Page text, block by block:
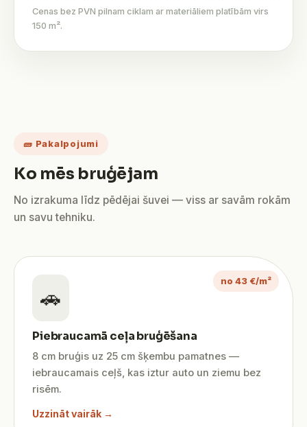
Cenas bez PVN pilnam ciklam ar materiāliem platībām virs
150 m².
🧱 Pakalpojumi
Ko mēs bruģējam
No izrakuma līdz pēdējai šuvei — viss ar savām rokām
un savu tehniku.
no 43 €/m²
🚗
Piebraucamā ceļa bruģēšana
8 cm bruģis uz 25 cm šķembu pamatnes —
iebraucamais ceļš, kas iztur auto un ziemu bez
risēm.
Uzzināt vairāk →